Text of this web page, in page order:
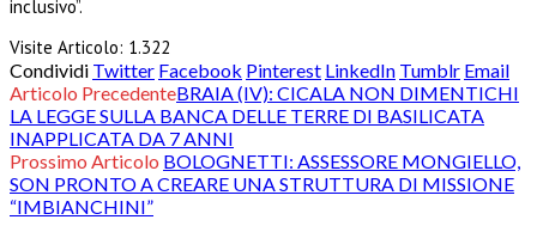
inclusivo”.
Visite Articolo: 1.322
Condividi Twitter Facebook Pinterest LinkedIn Tumblr Email
Articolo PrecedenteBRAIA (IV): CICALA NON DIMENTICHI
LA LEGGE SULLA BANCA DELLE TERRE DI BASILICATA
INAPPLICATA DA 7 ANNI
Prossimo Articolo BOLOGNETTI: ASSESSORE MONGIELLO,
SON PRONTO A CREARE UNA STRUTTURA DI MISSIONE
“IMBIANCHINI”